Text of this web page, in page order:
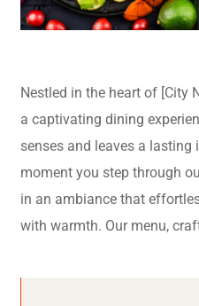
Nestled in the heart of [City
a captivating dining
senses and leaves a lasting
moment you step through
in an ambiance that
with warmth. Our menu,